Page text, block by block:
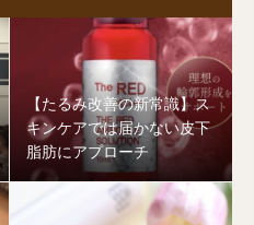
【たるみ改善の新常識】ス
キンケアでは届かない皮下
脂肪にアプローチ